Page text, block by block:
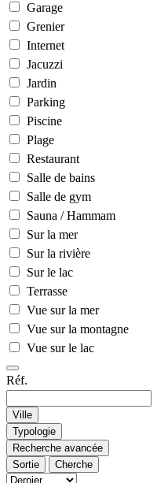
Garage
Grenier
Internet
Jacuzzi
Jardin
Parking
Piscine
Plage
Restaurant
Salle de bains
Salle de gym
Sauna / Hammam
Sur la mer
Sur la rivière
Sur le lac
Terrasse
Vue sur la mer
Vue sur la montagne
Vue sur le lac
Réf.
Ville
Typologie
Recherche avancée
Sortie
Cherche